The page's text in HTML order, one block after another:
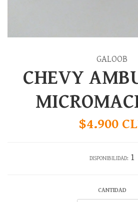
GALOOB
CHEVY
$4.900
DISPONIBILIDAD: 1
CANTIDAD